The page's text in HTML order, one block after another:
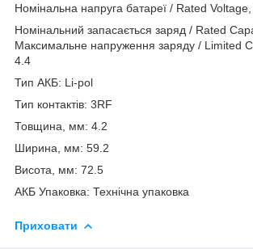
Номінальна напруга батареї / Rated
Номінальний запасається заряд / Rated
Максимальне напруження заряду / Limited
4.4
Тип АКБ: Li-pol
Тип контактів: 3RF
Товщина, мм: 4.2
Ширина, мм: 59.2
Висота, мм: 72.5
АКБ Упаковка: Технічна упаковка
Приховати